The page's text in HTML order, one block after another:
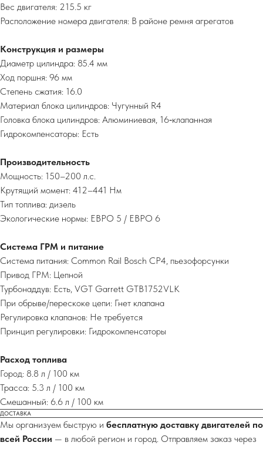
Вес двигателя: 215.5 кг
Расположение номера двигателя: В районе ремня агрегатов
Конструкция и размеры
Диаметр цилиндра: 85.4 мм
Ход поршня: 96 мм
Степень сжатия: 16.0
Материал блока цилиндров: Чугунный R4
Головка блока цилиндров: Алюминиевая, 16‑клапанная
Гидрокомпенсаторы: Есть
Производительность
Мощность: 150–200 л.с.
Крутящий момент: 412–441 Нм
Тип топлива: дизель
Экологические нормы: ЕВРО 5 / ЕВРО 6
Система ГРМ и питание
Система питания: Common Rail Bosch CP4, пьезофорсунки
Привод ГРМ: Цепной
Турбонаддув: Есть, VGT Garrett GTB1752VLK
При обрыве/перескоке цепи: Гнет клапана
Регулировка клапанов: Не требуется
Принцип регулировки: Гидрокомпенсаторы
Расход топлива
Город: 8.8 л / 100 км
Трасса: 5.3 л / 100 км
Смешанный: 6.6 л / 100 км
ДОСТАВКА
Мы организуем быструю и бесплатную доставку двигателей по
всей России — в любой регион и город. Отправляем заказ через